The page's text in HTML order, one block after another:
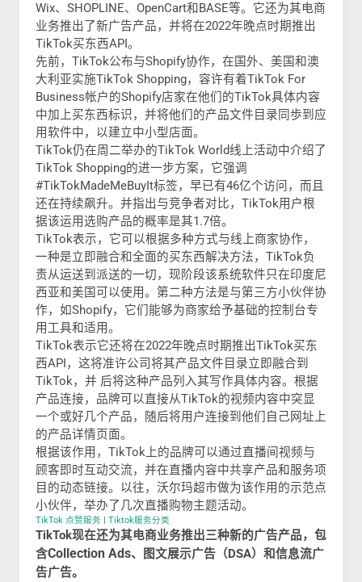
Wix、SHOPLINE、OpenCart和BASE等。它还为其电商
业务推出了新广告产品，并将在2022年晚点时期推出
TikTok买东西API。
先前，TikTok公布与Shopify协作，在国外、美国和澳
大利亚实施TikTok Shopping，容许有着TikTok For
Business帐户的Shopify店家在他们的TikTok具体内容
中加上买东西标识，并将他们的产品文件目录同歩到应
用软件中，以建立中小型店面。
TikTok仍在周二举办的TikTok World线上活动中介绍了
TikTok Shopping的进一步方案，它强调
#TikTokMadeMeBuyIt标签，早已有46亿个访问，而且
还在持续飙升。并指出与竞争者对比，TikTok用户根
据该运用选购产品的概率是其1.7倍。
TikTok表示，它可以根据多种方式与线上商家协作，
一种是立即融合和全面的买东西解决方法，TikTok负
责从运送到派送的一切，现阶段该系统软件只在印度尼
西亚和美国可以使用。第二种方法是与第三方小伙伴协
作，如Shopify，它们能够为商家给予基础的控制台专
用工具和适用。
TikTok表示它还将在2022年晚点时期推出TikTok买东
西API，这将准许公司将其产品文件目录立即融合到
TikTok，并 后将这种产品列入其写作具体内容。根据
产品连接，品牌可以直接从TikTok的视频内容中突显
一个或好几个产品，随后将用户连接到他们自己网址上
的产品详情页面。
根据该作用，TikTok上的品牌可以通过直播间视频与
顾客即时互动交流，并在直播内容中共享产品和服务项
目的动态链接。以往，沃尔玛超市做为该作用的示范点
小伙伴，举办了几次直播购物主题活动。
TikTok 点赞服务 Tiktok服务分类
TikTok现在还为其电商业务推出三种新的广告产品，包
含Collection Ads、图文展示广告（DSA）和信息流广
告广告。